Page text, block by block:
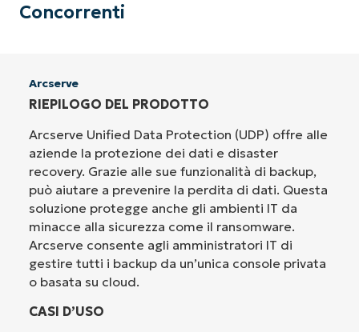
Concorrenti
Arcserve
RIEPILOGO DEL PRODOTTO
Arcserve Unified Data Protection (UDP) offre alle
aziende la protezione dei dati e disaster
recovery. Grazie alle sue funzionalità di backup,
può aiutare a prevenire la perdita di dati. Questa
soluzione protegge anche gli ambienti IT da
minacce alla sicurezza come il ransomware.
Arcserve consente agli amministratori IT di
gestire tutti i backup da un’unica console privata
o basata su cloud.
CASI D’USO